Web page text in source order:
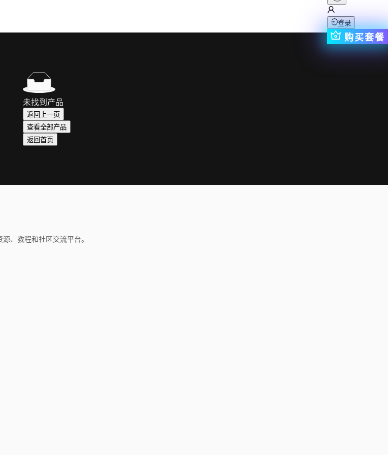
登录
购买套餐
未找到产品
返回上一页
查看全部产品
返回首页
、教程和社区交流平台。